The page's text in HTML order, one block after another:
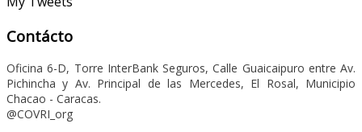
Contácto
Oficina 6-D, Torre InterBank Seguros, Calle Guaicaipuro entre Av.
Pichincha y Av. Principal de las Mercedes, El Rosal, Municipio
Chacao - Caracas.
@COVRI_org